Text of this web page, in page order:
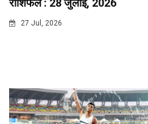
राशिफल : 28 जुलाई, 2026
27 Jul, 2026